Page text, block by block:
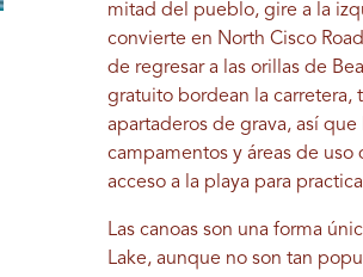
mitad del pueblo, gire a la
convierte en North Cisco
de regresar a las orillas de
gratuito bordean la carretera,
apartaderos de grava, así
campamentos y áreas de
acceso a la playa para
Las canoas son una forma
Lake, aunque no son tan